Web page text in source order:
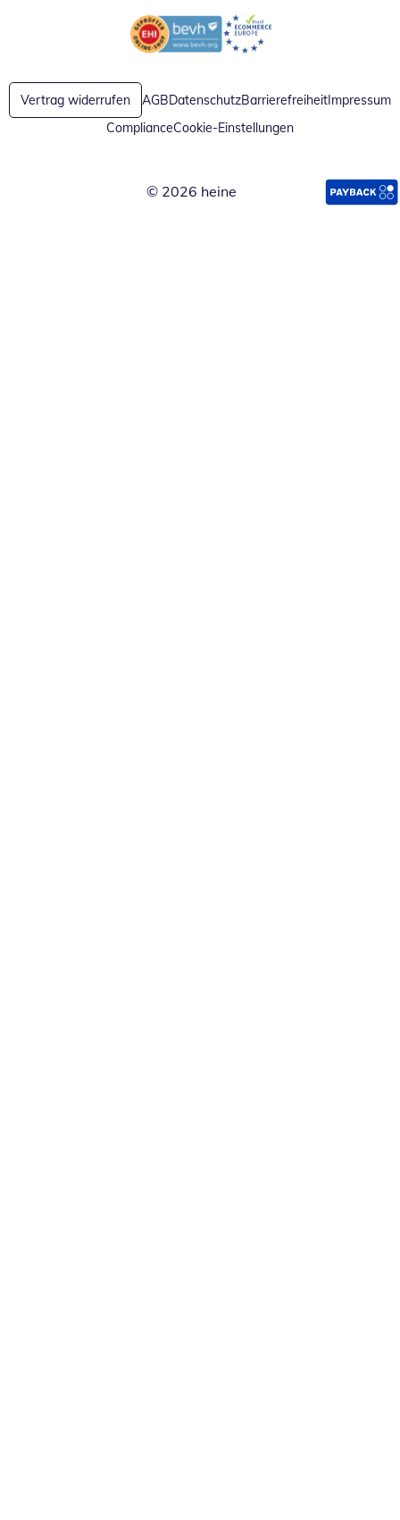
Öffnet in neuem FensterÖffnet in neuem Fenster
Vertrag widerrufen AGBDatenschutzBarrierefreiheitImpressum
ComplianceCookie-Einstellungen
© 2026 heine